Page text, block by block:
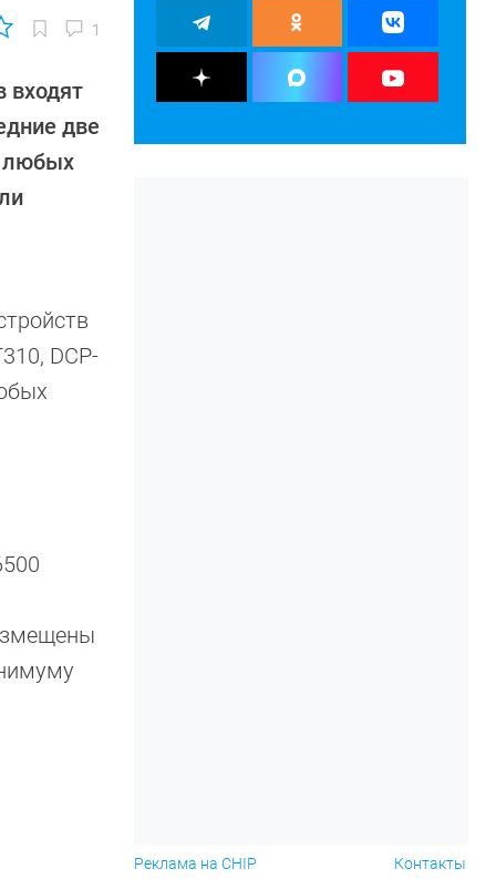
1
входят
две
любых
DCP-
Реклама на CHIP Контакты